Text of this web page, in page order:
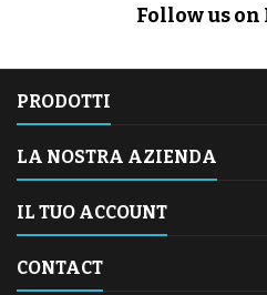
Follow us on
PRODOTTI
LA NOSTRA AZIENDA
IL TUO ACCOUNT
CONTACT